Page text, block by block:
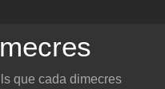
que cada dimecres